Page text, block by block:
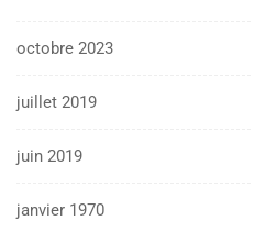
octobre 2023
juillet 2019
juin 2019
janvier 1970